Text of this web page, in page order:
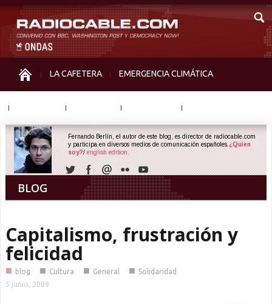
LA CAFETERA EMERGENCIA CLIMÁTICA
BLOG
Fernando Berlín, el autor de este blog, es director de radiocable.com
y participa en diversos medios de comunicación españoles. ¿Quien
soy?/ english edition.
Capitalismo, frustración y
felicidad
■ blog ■ Cultura ■ General ■ Solidaridad
5 junio, 2009